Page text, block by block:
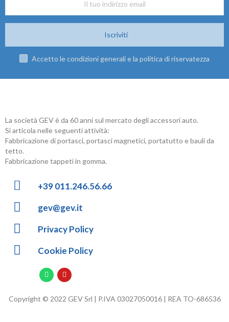
Iscriviti
Accetto le condizioni generali e la politica di riservatezza
La società GEV è da 60 anni sul mercato degli accessori auto.
Si articola nelle seguenti attività:
Fabbricazione di portasci, portasci magnetici, portatutto e bauli da
tetto.
Fabbricazione tappeti in gomma.
+39 011.246.56.66
gev@gev.it
Privacy Policy
Cookie Policy
Copyright © 2022 GEV Srl | P.IVA 03027050016 | REA TO-686536